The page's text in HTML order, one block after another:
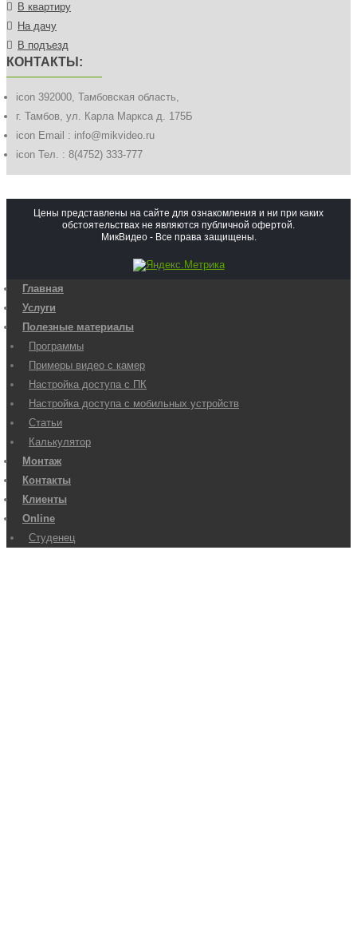
В квартиру
На дачу
В подъезд
КОНТАКТЫ:
icon 392000, Тамбовская область,
г. Тамбов, ул. Карла Маркса д. 175Б
icon Email : info@mikvideo.ru
icon Тел. : 8(4752) 333-777
Цены представлены на сайте для ознакомления и ни при каких
обстоятельствах не являются публичной офертой.
МикВидео - Все права защищены.
Главная
Услуги
Полезные материалы
Программы
Примеры видео с камер
Настройка доступа с ПК
Настройка доступа с мобильных устройств
Статьи
Калькулятор
Монтаж
Контакты
Клиенты
Online
Студенец